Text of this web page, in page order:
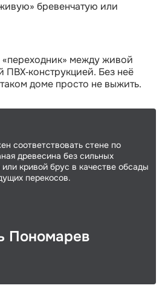
бревенчатую или
между живой
Без неё
доме просто не выжить.
соответствовать стене по
древесина без сильных
кривой брус в качестве обсады
перекосов.
Пономарев